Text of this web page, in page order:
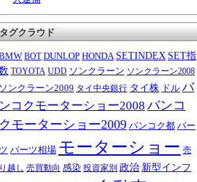
タグクラウド
BOT DUNLOP HONDA SETINDEX SET指
TOYOTA UDD ソンクラーン ソンクラーン2008
ソンクラーン2009 タイ中央銀行 タイ株 ドル バ
ンコクモーターショー2008 バンコ
クモーターショー2009 バンコク都 バー
ツ バーツ相場 モーターショー 売
り越し 売買動向 感染 投資家別 政治 新型インフ